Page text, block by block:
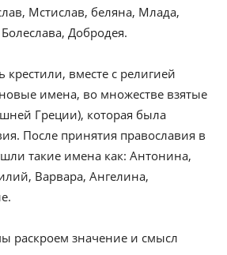
Мстислав, беляна, Млада,
Добродея.
крестили, вместе с религией
имена, во множестве взятые
Греции), которая была
После принятия православия в
такие имена как: Антонина,
Варвара, Ангелина,
раскроем значение и смысл